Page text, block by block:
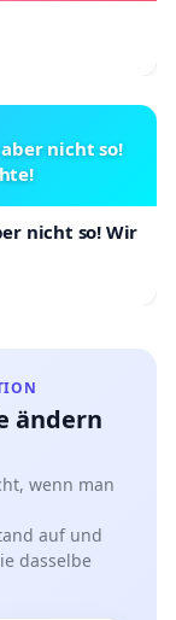
nicht so!
nicht so! Wir
ändern
wenn man
auf und
dasselbe